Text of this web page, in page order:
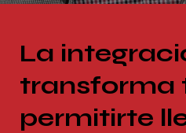
La
transforma
permitirte